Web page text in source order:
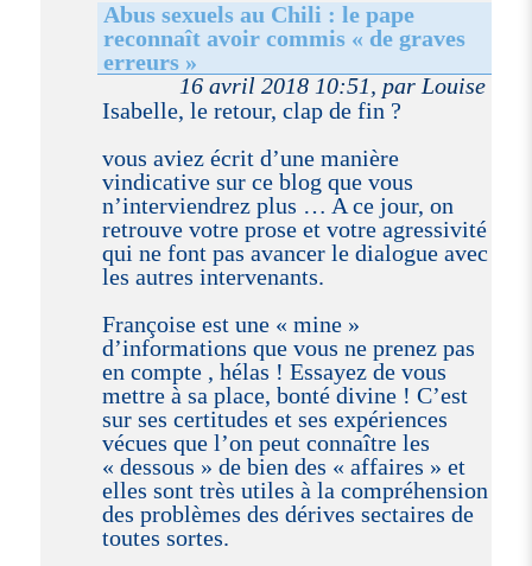
Abus sexuels au Chili : le pape
reconnaît avoir commis « de graves
erreurs »
16 avril 2018 10:51, par Louise
Isabelle, le retour, clap de fin ?
vous aviez écrit d’une manière
vindicative sur ce blog que vous
n’interviendrez plus … A ce jour, on
retrouve votre prose et votre agressivité
qui ne font pas avancer le dialogue avec
les autres intervenants.
Françoise est une « mine »
d’informations que vous ne prenez pas
en compte , hélas ! Essayez de vous
mettre à sa place, bonté divine ! C’est
sur ses certitudes et ses expériences
vécues que l’on peut connaître les
« dessous » de bien des « affaires » et
elles sont très utiles à la compréhension
des problèmes des dérives sectaires de
toutes sortes.